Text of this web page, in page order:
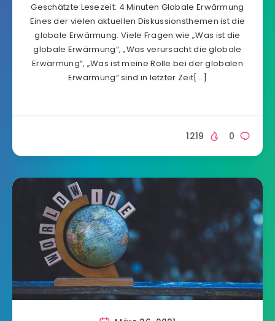
Geschätzte Lesezeit: 4 Minuten Globale Erwärmung
Eines der vielen aktuellen Diskussionsthemen ist die
globale Erwärmung. Viele Fragen wie „Was ist die
globale Erwärmung“, „Was verursacht die globale
Erwärmung“, „Was ist meine Rolle bei der globalen
Erwärmung“ sind in letzter Zeit[…]
0
1219